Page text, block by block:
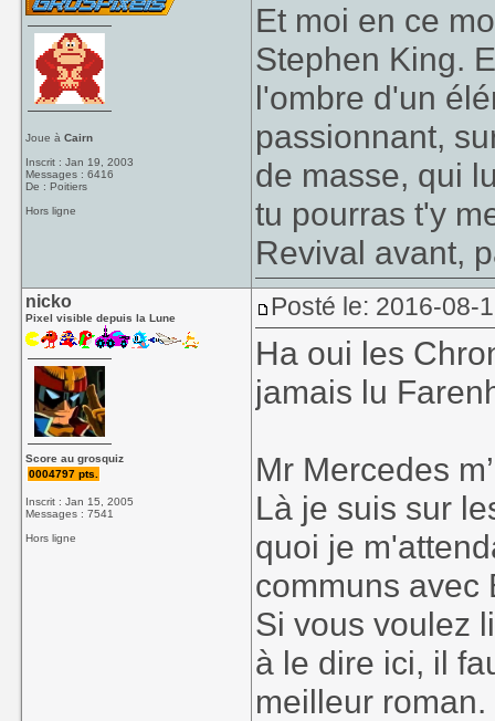
Joue àCairn
Inscrit : Jan 19, 2003
Messages : 6416
De : Poitiers
Hors ligne
Et moi en ce
Stephen King.
l'ombre d'un
passionnant,
de masse, qui
tu pourras t'y
Revival avant,
nicko
Pixel visible depuis la Lune
Score au grosquiz
0004797 pts.
Inscrit : Jan 15, 2005
Messages : 7541
Hors ligne
Posté le: 2016-08-
Ha oui les
jamais lu
Mr Mercedes
Là je suis sur
quoi je
communs avec
Si vous voulez
à le dire ici, il
meilleur roman.